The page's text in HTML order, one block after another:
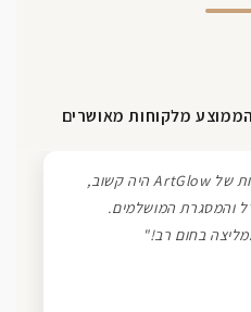
"חווית שירות יוצאת דופן! הצוות של ArtGlow היה קשוב,
והמסגרת המושלמים.
בחום רב!"